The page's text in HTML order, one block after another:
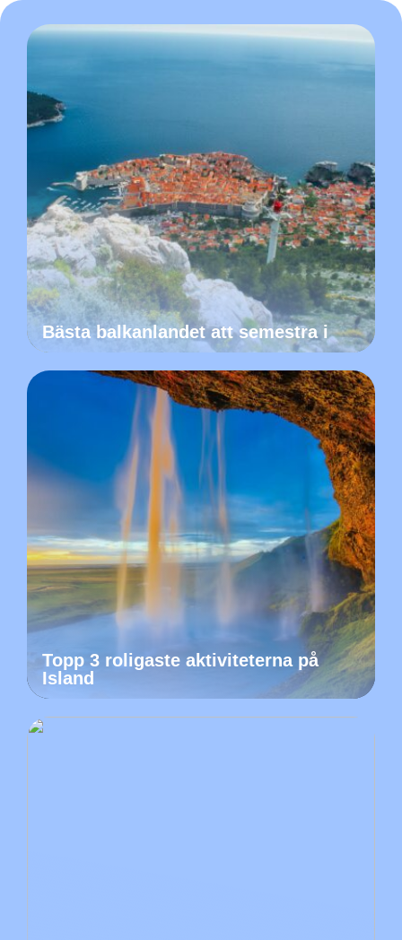
Bästa balkanlandet att semestra i
Topp 3 roligaste aktiviteterna på
Island